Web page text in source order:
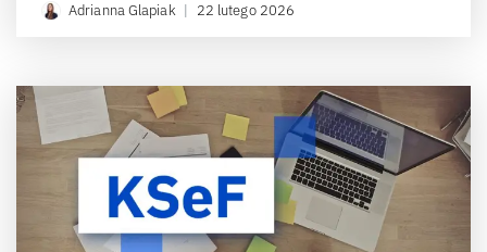
Adrianna Glapiak | 22 lutego 2026